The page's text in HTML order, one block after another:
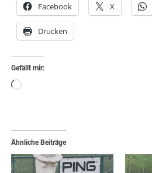
Facebook X
Drucken
Gefällt mir:
Wird
Ähnliche Beiträge